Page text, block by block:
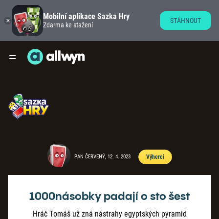
PAN ČERVENÝ, 12. 4. 2023 Výherci
1000násobky padají o sto šest
Hráč Tomáš už zná nástrahy egyptských pyramid
Mobilní aplikace Sazka Hry
Zdarma ke stažení
STÁHNOUT